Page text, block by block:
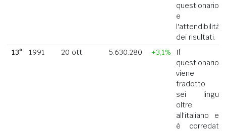
questionario
e
l'attendibilità
dei risultati.
13°
1991 20 ott 5.630.280 +3,1%
Il
questionario
viene
tradotto in
sei lingue
oltre
all'italiano ed
è corredato